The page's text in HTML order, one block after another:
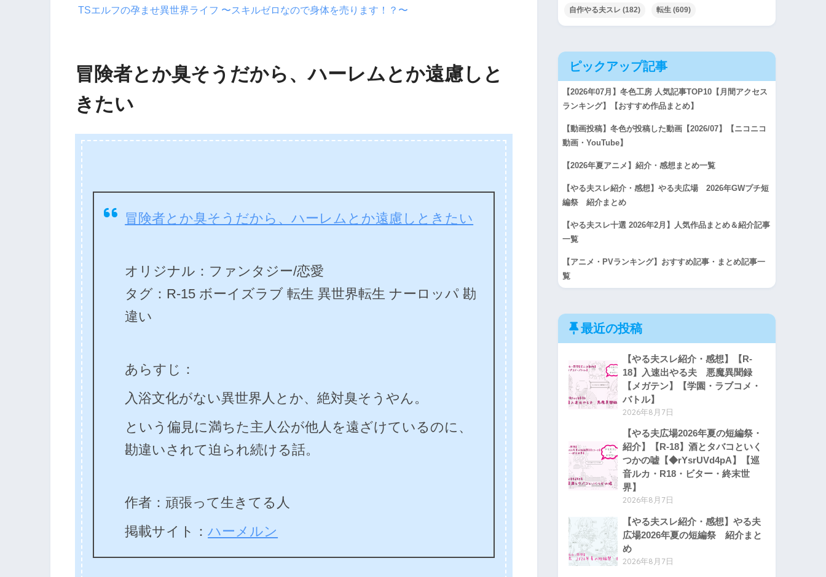
TSエルフの孕ませ異世界ライフ 〜スキルゼロなので身体を売ります！？〜
冒険者とか臭そうだから、ハーレムとか遠慮しと
きたい
冒険者とか臭そうだから、ハーレムとか遠慮しときたい
オリジナル：ファンタジー/恋愛
タグ：R-15 ボーイズラブ 転生 異世界転生 ナーロッパ 勘
違い
あらすじ：
入浴文化がない異世界人とか、絶対臭そうやん。
という偏見に満ちた主人公が他人を遠ざけているのに、
勘違いされて迫られ続ける話。
作者：頑張って生きてる人
掲載サイト：ハーメルン
自作やる夫スレ (182) 転生 (609)
ピックアップ記事
【2026年07月】冬色工房 人気記事TOP10【月間アクセス
ランキング】【おすすめ作品まとめ】
【動画投稿】冬色が投稿した動画【2026/07】【ニコニコ
動画・YouTube】
【2026年夏アニメ】紹介・感想まとめ一覧
【やる夫スレ紹介・感想】やる夫広場 2026年GWプチ短
編祭 紹介まとめ
【やる夫スレ十選 2026年2月】人気作品まとめ＆紹介記事
一覧
【アニメ・PVランキング】おすすめ記事・まとめ記事一
覧
最近の投稿
【やる夫スレ紹介・感想】【R-
18】入速出やる夫 悪魔異聞録
【メガテン】【学園・ラブコメ・
バトル】
2026年8月7日
【やる夫広場2026年夏の短編祭・
紹介】【R-18】酒とタバコといく
つかの嘘【◆rYsrUVd4pA】【巡
音ルカ・R18・ビター・終末世
界】
2026年8月7日
【やる夫スレ紹介・感想】やる夫
広場2026年夏の短編祭 紹介まと
め
2026年8月7日